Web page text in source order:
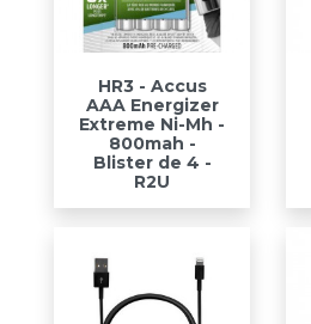
HR3 - Accus
AAA Energizer
Extreme Ni-Mh -
800mah -
Blister de 4 -
R2U